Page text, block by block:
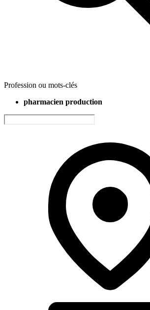
Profession ou mots-clés
pharmacien production